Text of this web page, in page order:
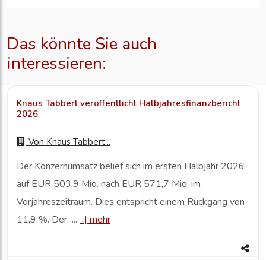
Das könnte Sie auch
interessieren:
Knaus Tabbert veröffentlicht Halbjahresfinanzbericht
2026
Von Knaus Tabbert...
Der Konzernumsatz belief sich im ersten Halbjahr 2026
auf EUR 503,9 Mio. nach EUR 571,7 Mio. im
Vorjahreszeitraum. Dies entspricht einem Rückgang von
11,9 %. Der ...
| mehr